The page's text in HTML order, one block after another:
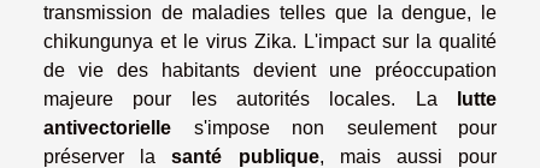
transmission de maladies telles que la dengue, le
chikungunya et le virus Zika. L'impact sur la qualité
de vie des habitants devient une préoccupation
majeure pour les autorités locales. La
lutte
antivectorielle s'impose non seulement pour
préserver lasanté publique, mais aussi pour